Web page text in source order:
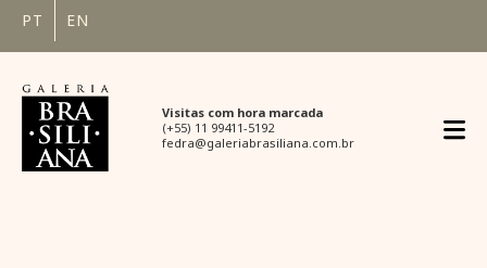
PT EN
Visitas com hora marcada
(+55) 11 99411-5192
fedra@galeriabrasiliana.com.br